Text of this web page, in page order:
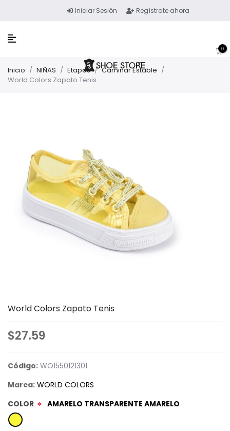
Iniciar Sesión Regístrate ahora
0
Inicio / NIÑAS / Etapas / Caminar Estable /
World Colors Zapato Tenis
World Colors Zapato Tenis
$27.59
Código: WO1550121301
Marca: WORLD COLORS
COLOR * AMARELO TRANSPARENTE AMARELO